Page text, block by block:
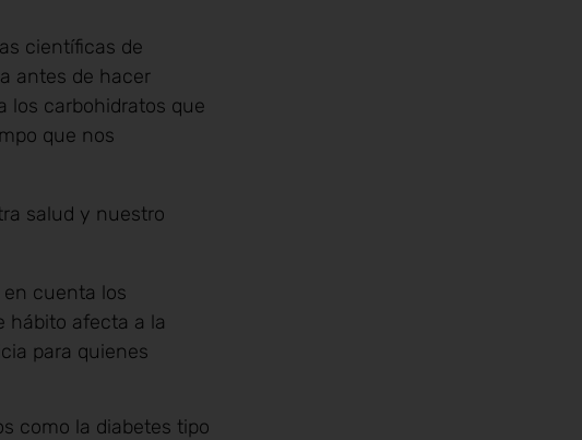
científicas de
antes de hacer
los carbohidratos que
que nos
salud y nuestro
cuenta los
hábito afecta a la
para quienes
como la diabetes tipo